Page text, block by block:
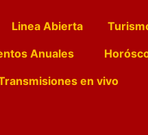
Linea Abierta
Anuales
en vivo